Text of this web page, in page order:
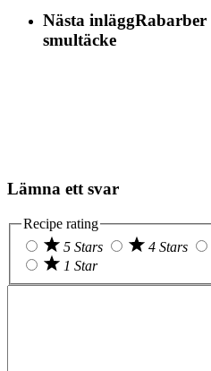
Nästa inläggRabarber
smultäcke
Lämna ett svar
Recipe rating
5 Stars
4 Stars
1 Star